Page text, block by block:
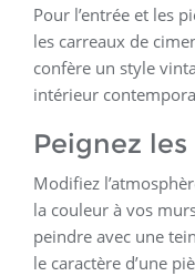
Pour l’entrée et les
les carreaux de
confère un style
intérieur
Peignez
Modifiez
la couleur à vos
peindre avec une
le caractère d’une